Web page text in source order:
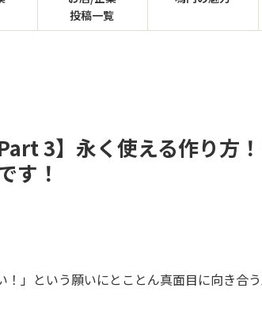
投稿一覧
3】永く使える作り方
す！
」という願いにとことん真面目に向き合う